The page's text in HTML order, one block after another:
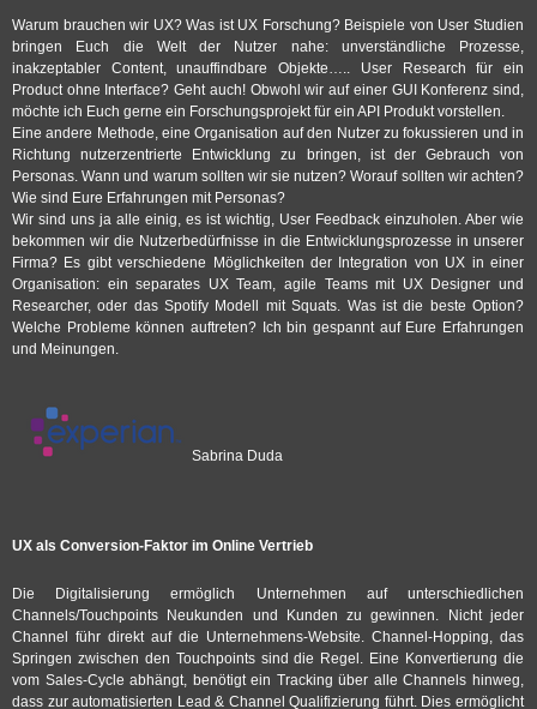
Warum brauchen wir UX? Was ist UX Forschung? Beispiele von User Studien
bringen Euch die Welt der Nutzer nahe: unverständliche Prozesse,
inakzeptabler Content, unauffindbare Objekte….. User Research für ein
Product ohne Interface? Geht auch! Obwohl wir auf einer GUI Konferenz sind,
möchte ich Euch gerne ein Forschungsprojekt für ein API Produkt vorstellen.
Eine andere Methode, eine Organisation auf den Nutzer zu fokussieren und in
Richtung nutzerzentrierte Entwicklung zu bringen, ist der Gebrauch von
Personas. Wann und warum sollten wir sie nutzen? Worauf sollten wir achten?
Wie sind Eure Erfahrungen mit Personas?
Wir sind uns ja alle einig, es ist wichtig, User Feedback einzuholen. Aber wie
bekommen wir die Nutzerbedürfnisse in die Entwicklungsprozesse in unserer
Firma? Es gibt verschiedene Möglichkeiten der Integration von UX in einer
Organisation: ein separates UX Team, agile Teams mit UX Designer und
Researcher, oder das Spotify Modell mit Squats. Was ist die beste Option?
Welche Probleme können auftreten? Ich bin gespannt auf Eure Erfahrungen
und Meinungen.
Sabrina Duda
UX als Conversion-Faktor im Online Vertrieb
Die Digitalisierung ermöglich Unternehmen auf unterschiedlichen
Channels/Touchpoints Neukunden und Kunden zu gewinnen. Nicht jeder
Channel führ direkt auf die Unternehmens-Website. Channel-Hopping, das
Springen zwischen den Touchpoints sind die Regel. Eine Konvertierung die
vom Sales-Cycle abhängt, benötigt ein Tracking über alle Channels hinweg,
dass zur automatisierten Lead & Channel Qualifizierung führt. Dies ermöglicht